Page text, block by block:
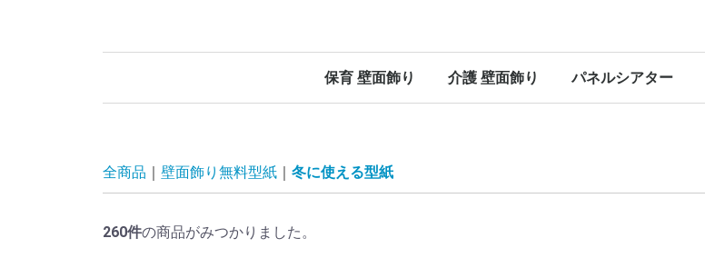
保育 壁面飾り 介護 壁面飾り パネルシアター
全商品 壁面飾り無料型紙 冬に使える型紙
260件の商品がみつかりました。